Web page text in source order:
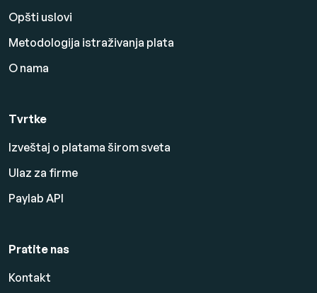
Opšti uslovi
Metodologija istraživanja plata
O nama
Tvrtke
Izveštaj o platama širom sveta
Ulaz za firme
Paylab API
Pratite nas
Kontakt